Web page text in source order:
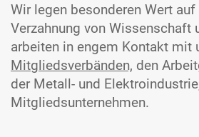
Wir legen besonderen Wert
Verzahnung von Wissenschaft
arbeiten in engem Kontakt mit
Mitgliedsverbänden, den
der Metall- und
Mitgliedsunternehmen.